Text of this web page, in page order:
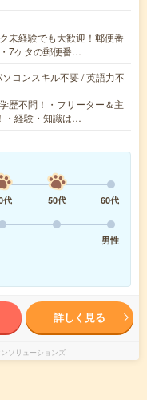
未経験でも大歓迎！郵便番
7ケタの郵便番…
コンスキル不要 / 英語力不
不問！・フリーター＆主
・経験・知識は…
代 50代
60代
男性
詳しく見る
ソリューションズ